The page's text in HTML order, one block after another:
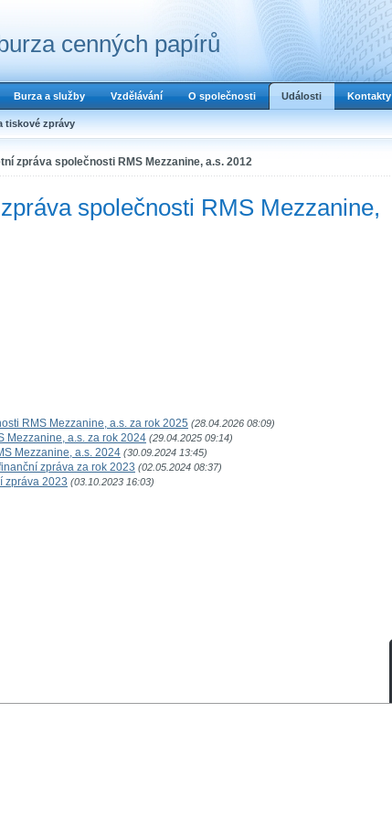
cenných papírů
Burza a služby Vzdělávání O společnosti Události Kontakty
tiskové zprávy
zpráva společnosti RMS Mezzanine, a.s. 2012
společnosti RMS Mezzanine,
RMS Mezzanine, a.s. za rok 2025 (28.04.2026 08:09)
Mezzanine, a.s. za rok 2024 (29.04.2025 09:14)
Mezzanine, a.s. 2024 (30.09.2024 13:45)
zpráva za rok 2023 (02.05.2024 08:37)
zpráva 2023 (03.10.2023 16:03)